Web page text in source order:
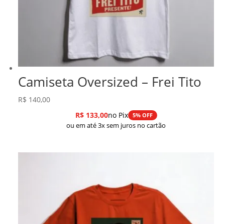
Camiseta Oversized – Frei Tito
R$ 140,00
R$133,00no Pix 5% OFF
ou em até 3x sem juros no cartão